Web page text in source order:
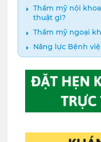
Thẩm mỹ nội
thuật gì?
Thẩm mỹ ngoại
Năng lực Bệnh